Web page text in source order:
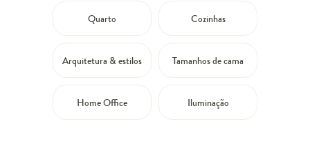
Quarto Cozinhas
Arquitetura & estilos Tamanhos de cama
Home Office Iluminação